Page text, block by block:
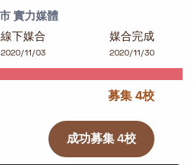
實力媒體
線下媒合
2020/11/03
媒合完成
2020/11/30
募集 4校
成功募集 4校